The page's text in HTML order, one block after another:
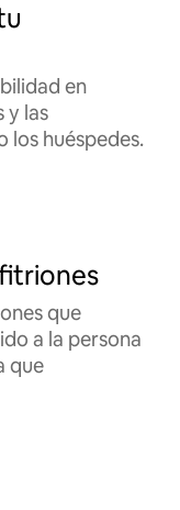
en
y las
los huéspedes.
que
a la persona
que